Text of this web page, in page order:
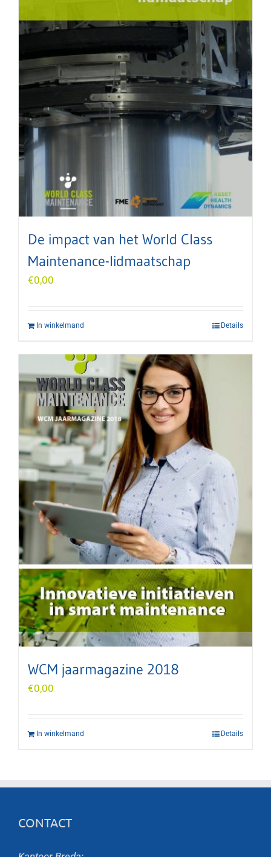
De impact van het World Class
Maintenance-lidmaatschap
€0,00
In winkelmand Details
WCM jaarmagazine 2018
€0,00
In winkelmand Details
CONTACT